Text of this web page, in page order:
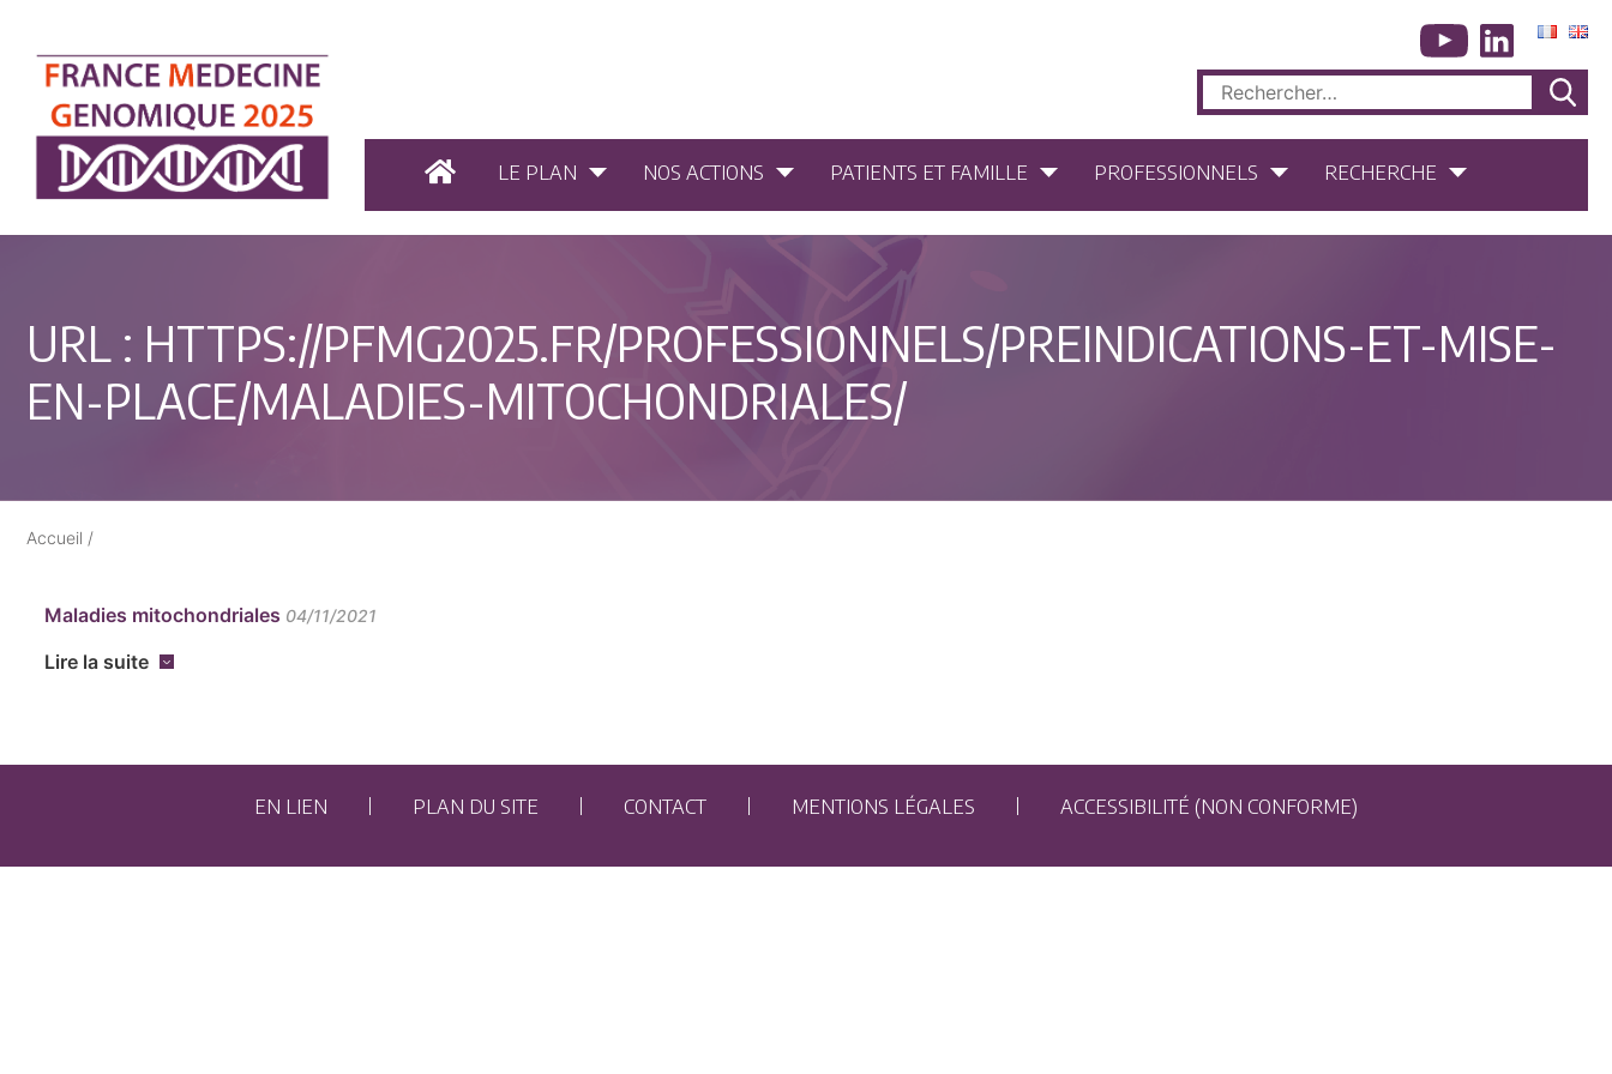
Rechercher :
LE PLAN NOS ACTIONS PATIENTS ET FAMILLE PROFESSIONNELS RECHERCHE
URL : HTTPS://PFMG2025.FR/PROFESSIONNELS/PREINDICATIONS-ET-MISE-
EN-PLACE/MALADIES-MITOCHONDRIALES/
Accueil /
Maladies mitochondriales 04/11/2021
Lire la suite
EN LIEN PLAN DU SITE CONTACT MENTIONS LÉGALES ACCESSIBILITÉ (NON CONFORME)